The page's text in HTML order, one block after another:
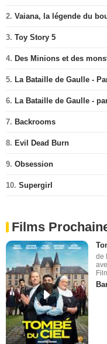
2. Vaiana, la légende du
3. Toy Story 5
4. Des Minions et des
5. La Bataille de Gaulle -
6. La Bataille de Gaulle -
7. Backrooms
8. Evil Dead Burn
9. Obsession
10. Supergirl
Films
de